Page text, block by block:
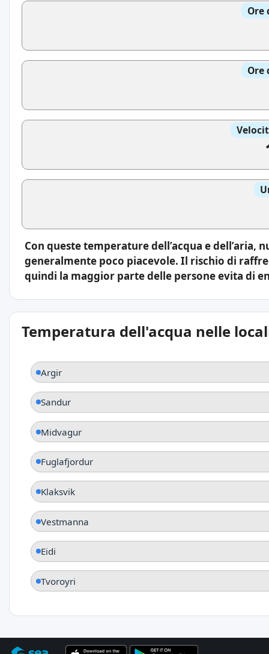
Ore
Ore
Con queste temperature dell’acqua e dell’aria,
generalmente poco piacevole. Il rischio di
quindi la maggior parte delle persone evita di
Temperatura dell'acqua nelle
Argir
Sandur
Midvagur
Fuglafjordur
Klaksvik
Vestmanna
Eidi
Tvoroyri